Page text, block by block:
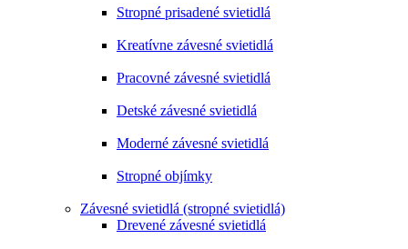
Stropné prisadené svietidlá
Kreatívne závesné svietidlá
Pracovné závesné svietidlá
Detské závesné svietidlá
Moderné závesné svietidlá
Stropné objímky
Závesné svietidlá (stropné svietidlá)
Drevené závesné svietidlá